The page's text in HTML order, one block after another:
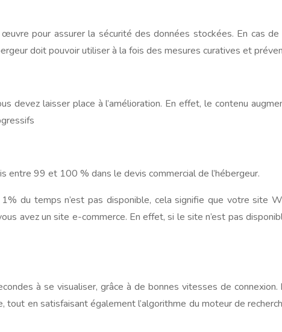
pour assurer la sécurité des données stockées. En cas de
doit pouvoir utiliser à la fois des mesures curatives et
devez laisser place à l’amélioration. En effet, le contenu
entre 99 et 100 % dans le devis commercial de l’hébergeur.
du temps n’est pas disponible, cela signifie que votre site
avez un site e-commerce. En effet, si le site n’est pas
à se visualiser, grâce à de bonnes vitesses de
tout en satisfaisant également l’algorithme du moteur de